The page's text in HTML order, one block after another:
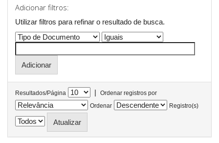
Adicionar filtros:
Utilizar filtros para refinar o resultado de busca.
Resultados/Página |
Ordenar registros por
Ordenar
Registro(s)